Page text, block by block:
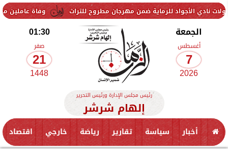
وفاة عاملين متأثرين للرماية ضمن مهرجان مطروح للتراث
الجمعة
أغسطس
7
2026
01:30
صفر
21
1448
رئيس مجلس الإدارة ورئيس التحرير
إلهام شرشر
أخبار سياسة تقارير رياضة خارجي اقتصاد